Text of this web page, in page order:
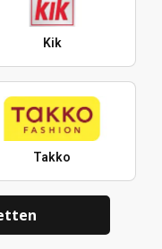
Kik
Takko